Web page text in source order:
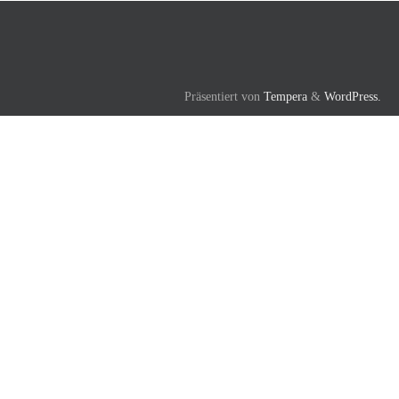
Präsentiert von Tempera & WordPress.